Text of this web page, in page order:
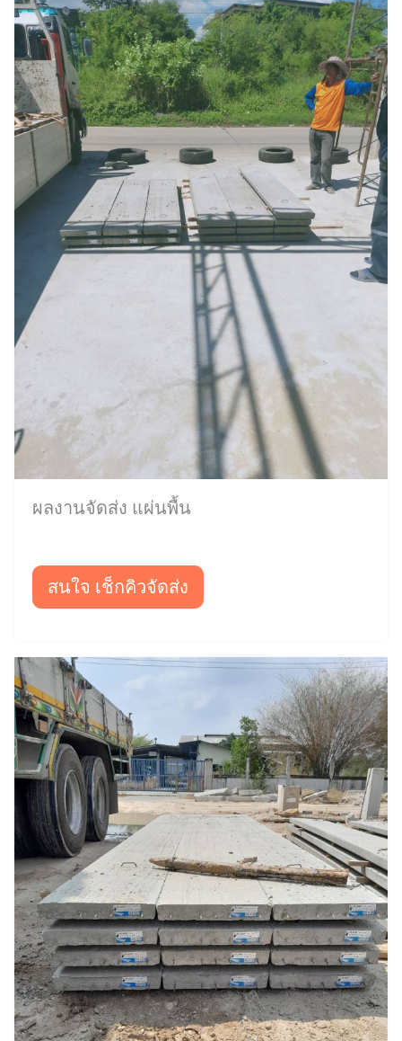
ผลงานจัดส่ง แผ่นพื้น
สนใจ เช็กคิวจัดส่ง